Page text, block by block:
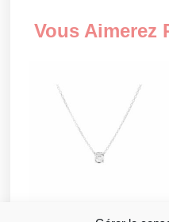
Vous Aimerez